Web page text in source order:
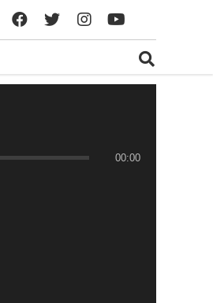
00:00